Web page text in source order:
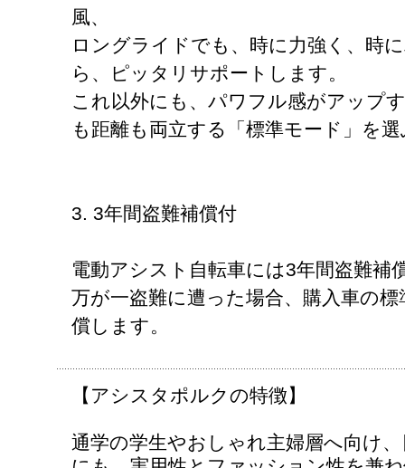
風、
ロングライドでも、時に力強く、時
ら、ピッタリサポートします。
これ以外にも、パワフル感がアップ
も距離も両立する「標準モード」を
3. 3年間盗難補償付
電動アシスト自転車には3年間盗難補
万が一盗難に遭った場合、購入車の
償します。
【アシスタポルクの特徴】
通学の学生やおしゃれ主婦層へ向け